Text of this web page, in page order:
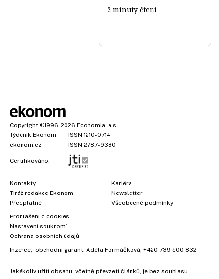
2 minuty čtení
Copyright ©1996-2026 Economia, a.s.
Týdeník Ekonom
ISSN 1210-0714
ekonom.cz
ISSN 2787-9380
Certifikováno:
Kontakty
Tiráž redakce Ekonom
Předplatné
Kariéra
Newsletter
Všeobecné podmínky
Prohlášení o cookies
Nastavení soukromí
Ochrana osobních údajů
Inzerce , obchodní garant: Adéla Formáčková +420 739 500 832
Jakékoliv užití obsahu, včetně převzetí článků, je bez souhlasu